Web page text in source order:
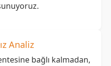
Analiz
bağlı kalmadan,